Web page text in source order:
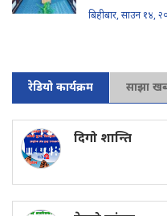
बिहीबार, साउन १४,
रेडियो कार्यक्रम साझा
दिगो शान्ति